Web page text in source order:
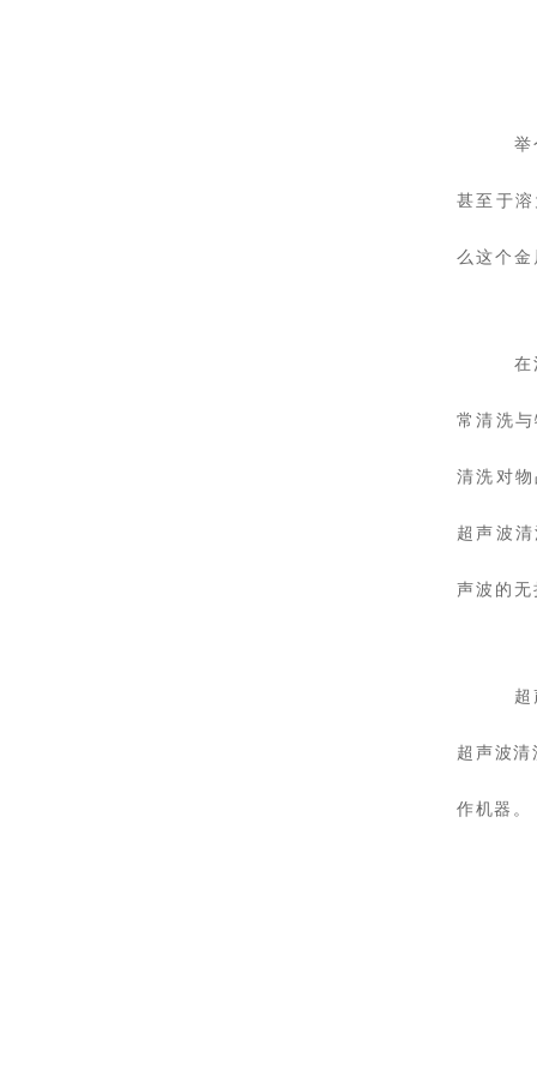
举
甚至于
么这个
在
常清洗
清洗对
超声波
声波的
超声波
作机器。